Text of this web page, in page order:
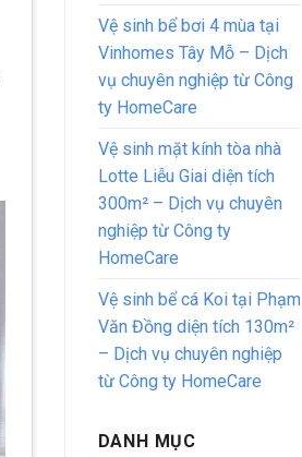
Vệ sinh bể bơi 4 mùa tại
Vinhomes Tây Mỗ – Dịch
vụ chuyên nghiệp từ Công
ty HomeCare
Vệ sinh mặt kính tòa nhà
Lotte Liễu Giai diện tích
300m² – Dịch vụ chuyên
nghiệp từ Công ty
HomeCare
Vệ sinh bể cá Koi tại Phạm
Văn Đồng diện tích 130m²
– Dịch vụ chuyên nghiệp
từ Công ty HomeCare
DANH MỤC